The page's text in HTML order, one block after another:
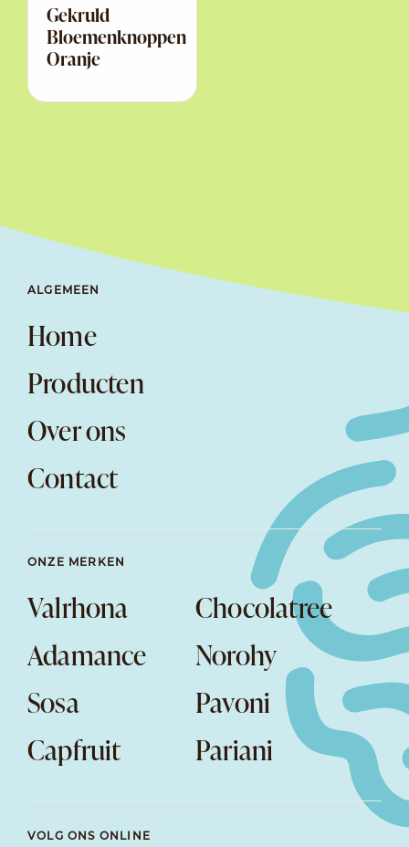
Gekruld
Bloemenknoppen
Oranje
ALGEMEEN
Home
Producten
Over ons
Contact
ONZE MERKEN
Valrhona
Chocolatree
Adamance
Norohy
Sosa
Pavoni
Capfruit
Pariani
VOLG ONS ONLINE